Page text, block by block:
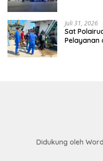
Juli 31, 2026
Sat
Pelayanan
Didukung oleh